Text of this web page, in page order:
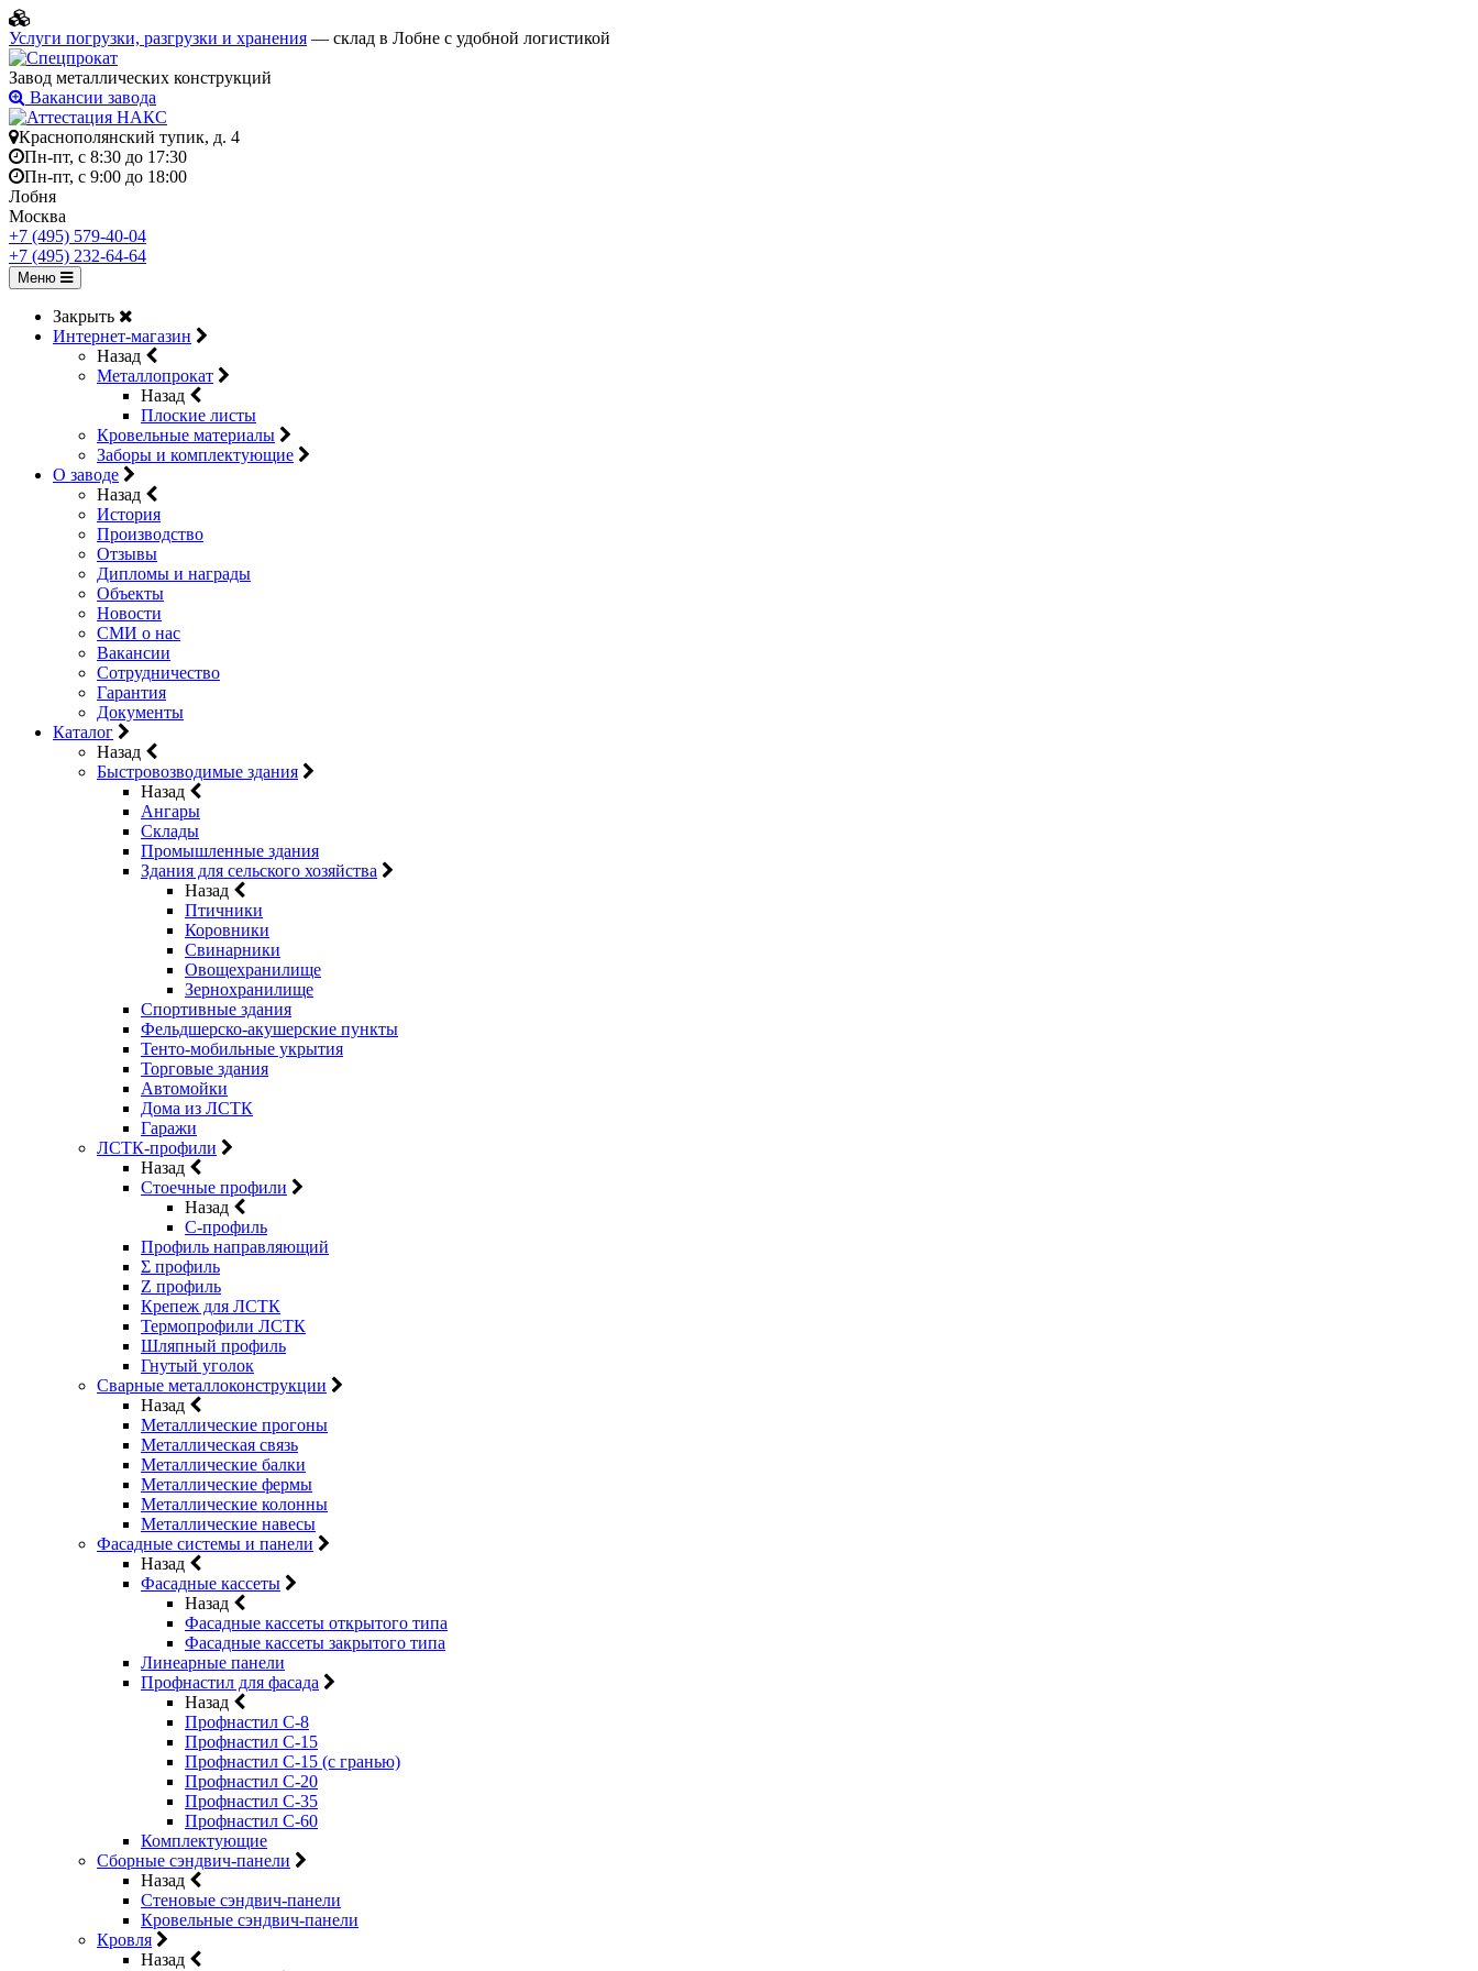
Услуги погрузки, разгрузки и хранения — склад в Лобне с удобной логистикой
Завод металлических конструкций
Вакансии завода
Краснополянский тупик, д. 4
Пн-пт, с 8:30 до 17:30
Пн-пт, с 9:00 до 18:00
Лобня
Москва
+7 (495) 579-40-04
+7 (495) 232-64-64
Меню
Закрыть
Интернет-магазин
Назад
Металлопрокат
Назад
Плоские листы
Кровельные материалы
Заборы и комплектующие
О заводе
Назад
История
Производство
Отзывы
Дипломы и награды
Объекты
Новости
СМИ о нас
Вакансии
Сотрудничество
Гарантия
Документы
Каталог
Назад
Быстровозводимые здания
Назад
Ангары
Склады
Промышленные здания
Здания для сельского хозяйства
Назад
Птичники
Коровники
Свинарники
Овощехранилище
Зернохранилище
Спортивные здания
Фельдшерско-акушерские пункты
Тенто-мобильные укрытия
Торговые здания
Автомойки
Дома из ЛСТК
Гаражи
ЛСТК-профили
Назад
Стоечные профили
Назад
C-профиль
Профиль направляющий
Σ профиль
Z профиль
Крепеж для ЛСТК
Термопрофили ЛСТК
Шляпный профиль
Гнутый уголок
Сварные металлоконструкции
Назад
Металлические прогоны
Металлическая связь
Металлические балки
Металлические фермы
Металлические колонны
Металлические навесы
Фасадные системы и панели
Назад
Фасадные кассеты
Назад
Фасадные кассеты открытого типа
Фасадные кассеты закрытого типа
Линеарные панели
Профнастил для фасада
Назад
Профнастил С-8
Профнастил С-15
Профнастил С-15 (с гранью)
Профнастил С-20
Профнастил С-35
Профнастил С-60
Комплектующие
Сборные сэндвич-панели
Назад
Стеновые сэндвич-панели
Кровельные сэндвич-панели
Кровля
Назад